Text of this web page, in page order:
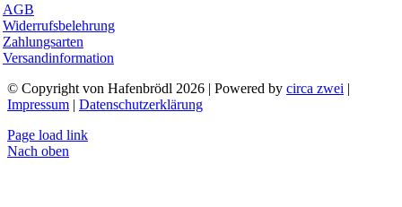
AGB
Widerrufsbelehrung
Zahlungsarten
Versandinformation
© Copyright von Hafenbrödl 2026 | Powered by circa zwei |
Impressum | Datenschutzerklärung
Page load link
Nach oben